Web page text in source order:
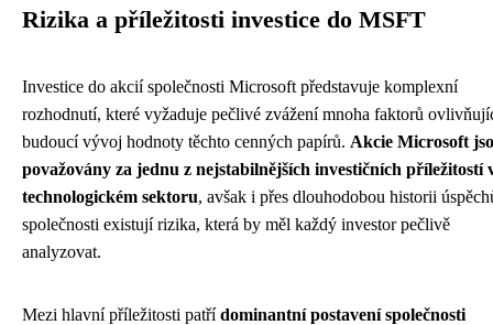
Rizika a příležitosti investice do MSFT
Investice do akcií společnosti Microsoft představuje komplexní
rozhodnutí, které vyžaduje pečlivé zvážení mnoha faktorů
budoucí vývoj hodnoty těchto cenných papírů. Akcie Microsoft
považovány za jednu z nejstabilnějších investičních příležitostí
technologickém sektoru, avšak i přes dlouhodobou historii
společnosti existují rizika, která by měl každý investor pečlivě
analyzovat.
Mezi hlavní příležitosti patřídominantní postavení společnosti